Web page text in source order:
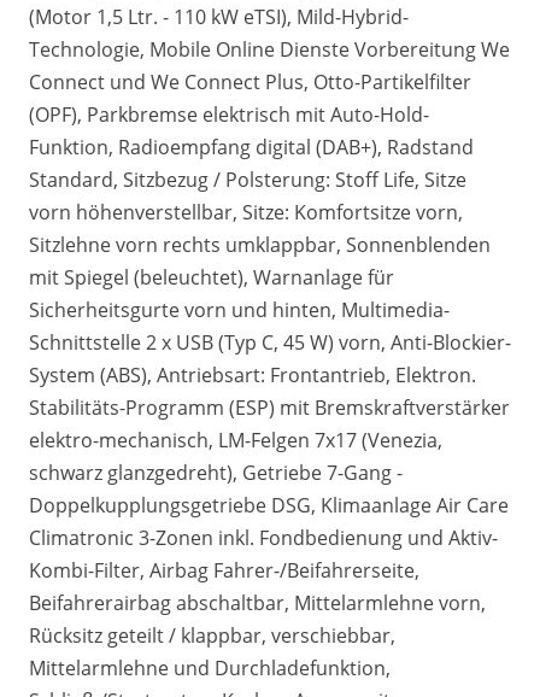
(Motor 1,5 Ltr. - 110 kW eTSI), Mild-Hybrid-
Technologie, Mobile Online Dienste Vorbereitung We
Connect und We Connect Plus, Otto-Partikelfilter
(OPF), Parkbremse elektrisch mit Auto-Hold-
Funktion, Radioempfang digital (DAB+), Radstand
Standard, Sitzbezug / Polsterung: Stoff Life, Sitze
vorn höhenverstellbar, Sitze: Komfortsitze vorn,
Sitzlehne vorn rechts umklappbar, Sonnenblenden
mit Spiegel (beleuchtet), Warnanlage für
Sicherheitsgurte vorn und hinten, Multimedia-
Schnittstelle 2 x USB (Typ C, 45 W) vorn, Anti-Blockier-
System (ABS), Antriebsart: Frontantrieb, Elektron.
Stabilitäts-Programm (ESP) mit Bremskraftverstärker
elektro-mechanisch, LM-Felgen 7x17 (Venezia,
schwarz glanzgedreht), Getriebe 7-Gang -
Doppelkupplungsgetriebe DSG, Klimaanlage Air Care
Climatronic 3-Zonen inkl. Fondbedienung und Aktiv-
Kombi-Filter, Airbag Fahrer-/Beifahrerseite,
Beifahrerairbag abschaltbar, Mittelarmlehne vorn,
Rücksitz geteilt / klappbar, verschiebbar,
Mittelarmlehne und Durchladefunktion,